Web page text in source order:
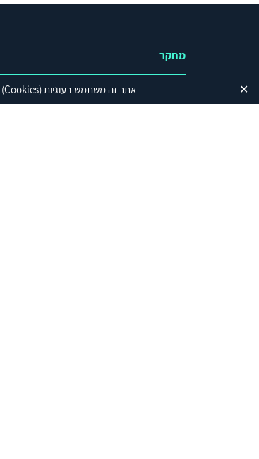
אתר זה משתמש בעוגיות(Cookies) ✕
מחקר